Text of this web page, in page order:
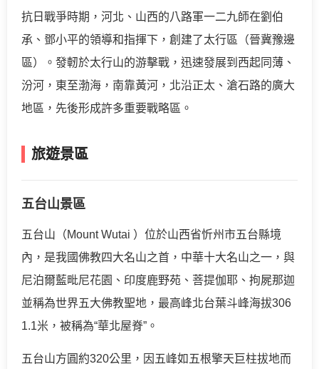
抗日戰爭時期，河北、山西的八路軍一二九師在劉伯
承、鄧小平的領導和指揮下，創建了太行區（晉冀豫邊
區）。發軔於太行山的游擊戰，迅速發展到西起同薄、
汾河，東至渤海，南靠黃河，北沿正太、滄石路的廣大
地區，先後形成許多重要戰略區。
旅遊景區
五台山景區
五台山（Mount Wutai ）位於山西省忻州市五台縣境
內，是我國佛教四大名山之首，中華十大名山之一，與
尼泊爾藍毗尼花園、印度鹿野苑、菩提伽耶、拘屍那迦
並稱為世界五大佛教聖地，最高峰北台葉斗峰海拔306
1.1米，被稱為“華北屋脊”。
五台山方圓約320公里，因五峰如五根擎天巨柱拔地而